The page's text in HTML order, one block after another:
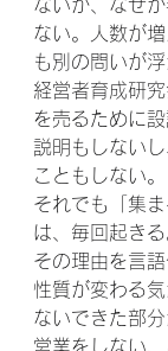
ないが、なぜ
ない。人数が
も別の問いが浮
経営者育成研
を売るために設
説明もしない
こともしない。
それでも「集
は、毎回起きる
その理由を言
性質が変わる
ないできた部分
営業をしない